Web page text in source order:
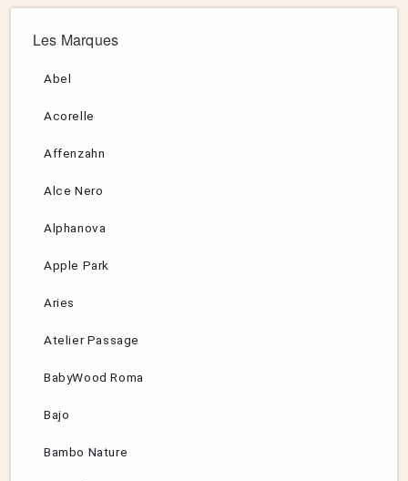
Les Marques
Abel
Acorelle
Affenzahn
Alce Nero
Alphanova
Apple Park
Aries
Atelier Passage
BabyWood Roma
Bajo
Bambo Nature